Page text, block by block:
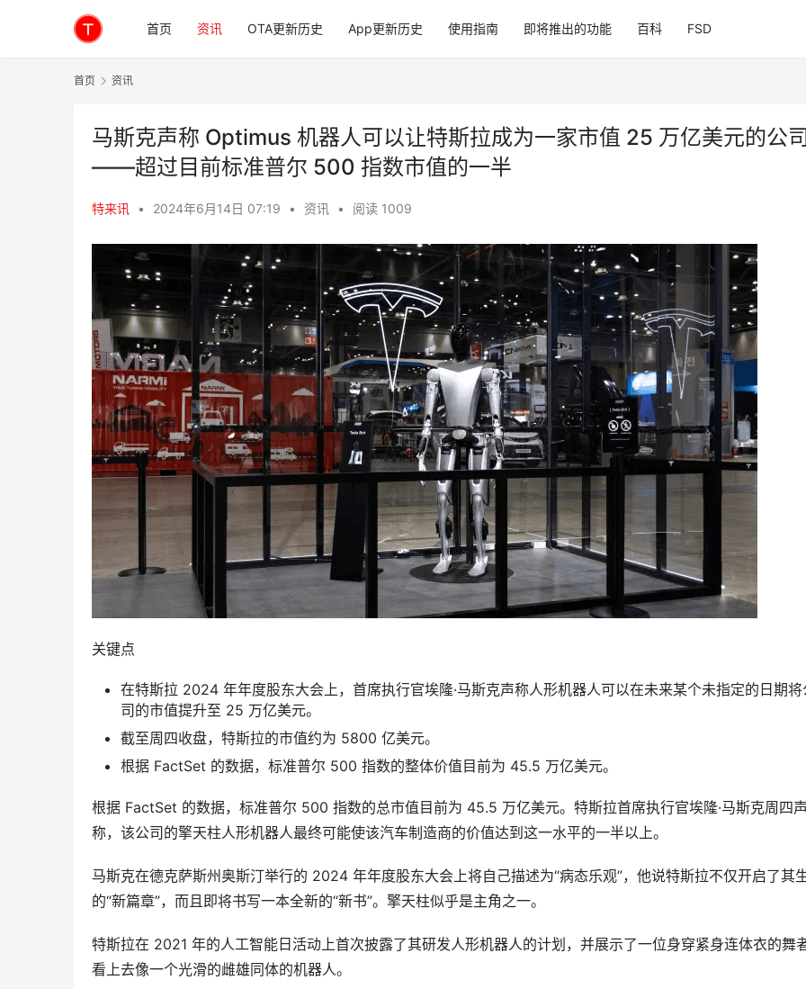
首页 资讯 OTA更新历史 App更新历史 使用指南 即将推出的功能 百科 FSD
首页 资讯
马斯克声称 Optimus 机器人可以让特斯拉成为一家市值 25 万亿美元的公
——超过目前标准普尔 500 指数市值的一半
特来讯 • 2024年6月14日 07:19 • 资讯 • 阅读 1009
关键点
在特斯拉 2024 年年度股东大会上，首席执行官埃隆·马斯克声称人形机器人可以在未来某个未指定的日期将
司的市值提升至 25 万亿美元。
截至周四收盘，特斯拉的市值约为 5800 亿美元。
根据 FactSet 的数据，标准普尔 500 指数的整体价值目前为 45.5 万亿美元。
根据 FactSet 的数据，标准普尔 500 指数的总市值目前为 45.5 万亿美元。特斯拉首席执行官埃隆·马斯克周四
称，该公司的擎天柱人形机器人最终可能使该汽车制造商的价值达到这一水平的一半以上。
马斯克在德克萨斯州奥斯汀举行的 2024 年年度股东大会上将自己描述为“病态乐观”，他说特斯拉不仅开启了其
的“新篇章”，而且即将书写一本全新的“新书”。擎天柱似乎是主角之一。
特斯拉在 2021 年的人工智能日活动上首次披露了其研发人形机器人的计划，并展示了一位身穿紧身连体衣的舞
看上去像一个光滑的雌雄同体的机器人。